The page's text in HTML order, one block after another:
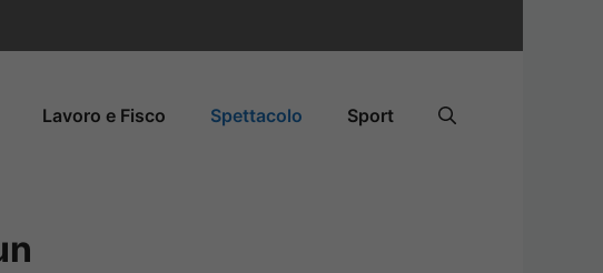
Lavoro e Fisco Spettacolo Sport